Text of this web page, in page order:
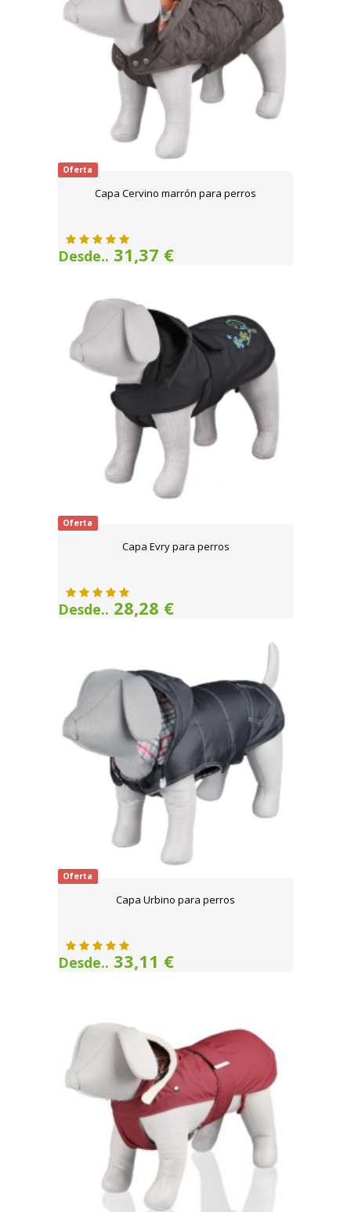
Oferta
Capa Cervino marrón para perros
Desde.. 31,37 €
Oferta
Capa Evry para perros
Desde.. 28,28 €
Oferta
Capa Urbino para perros
Desde.. 33,11 €